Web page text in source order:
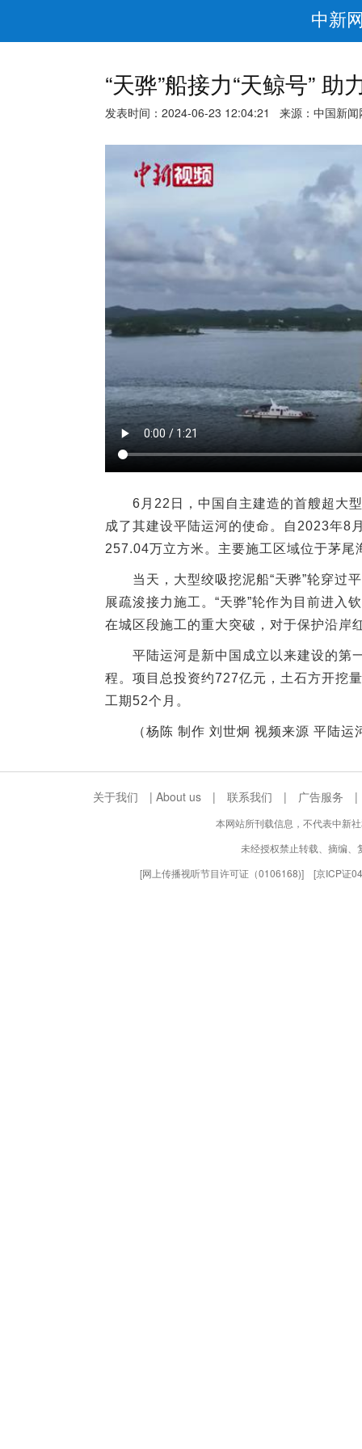
中新
“天骅”船接力“天鲸号” 助
发表时间：2024-06-23 12:04:21 来源：中国新闻
6月22日，中国自主建造的首艘超大型
成了其建设平陆运河的使命。自2023年8
257.04万立方米。主要施工区域位于茅
当天，大型绞吸挖泥船“天骅”轮穿过平
展疏浚接力施工。“天骅”轮作为目前进入
在城区段施工的重大突破，对于保护沿岸
平陆运河是新中国成立以来建设的第
程。项目总投资约727亿元，土石方开挖
工期52个月。
（杨陈 制作 刘世炯 视频来源 平陆运
关于我们 | About us | 联系我们 | 广告服务
本网站所刊载信息，不代表中新
未经授权禁止转载、摘编、
[网上传播视听节目许可证（0106168)] [京ICP证